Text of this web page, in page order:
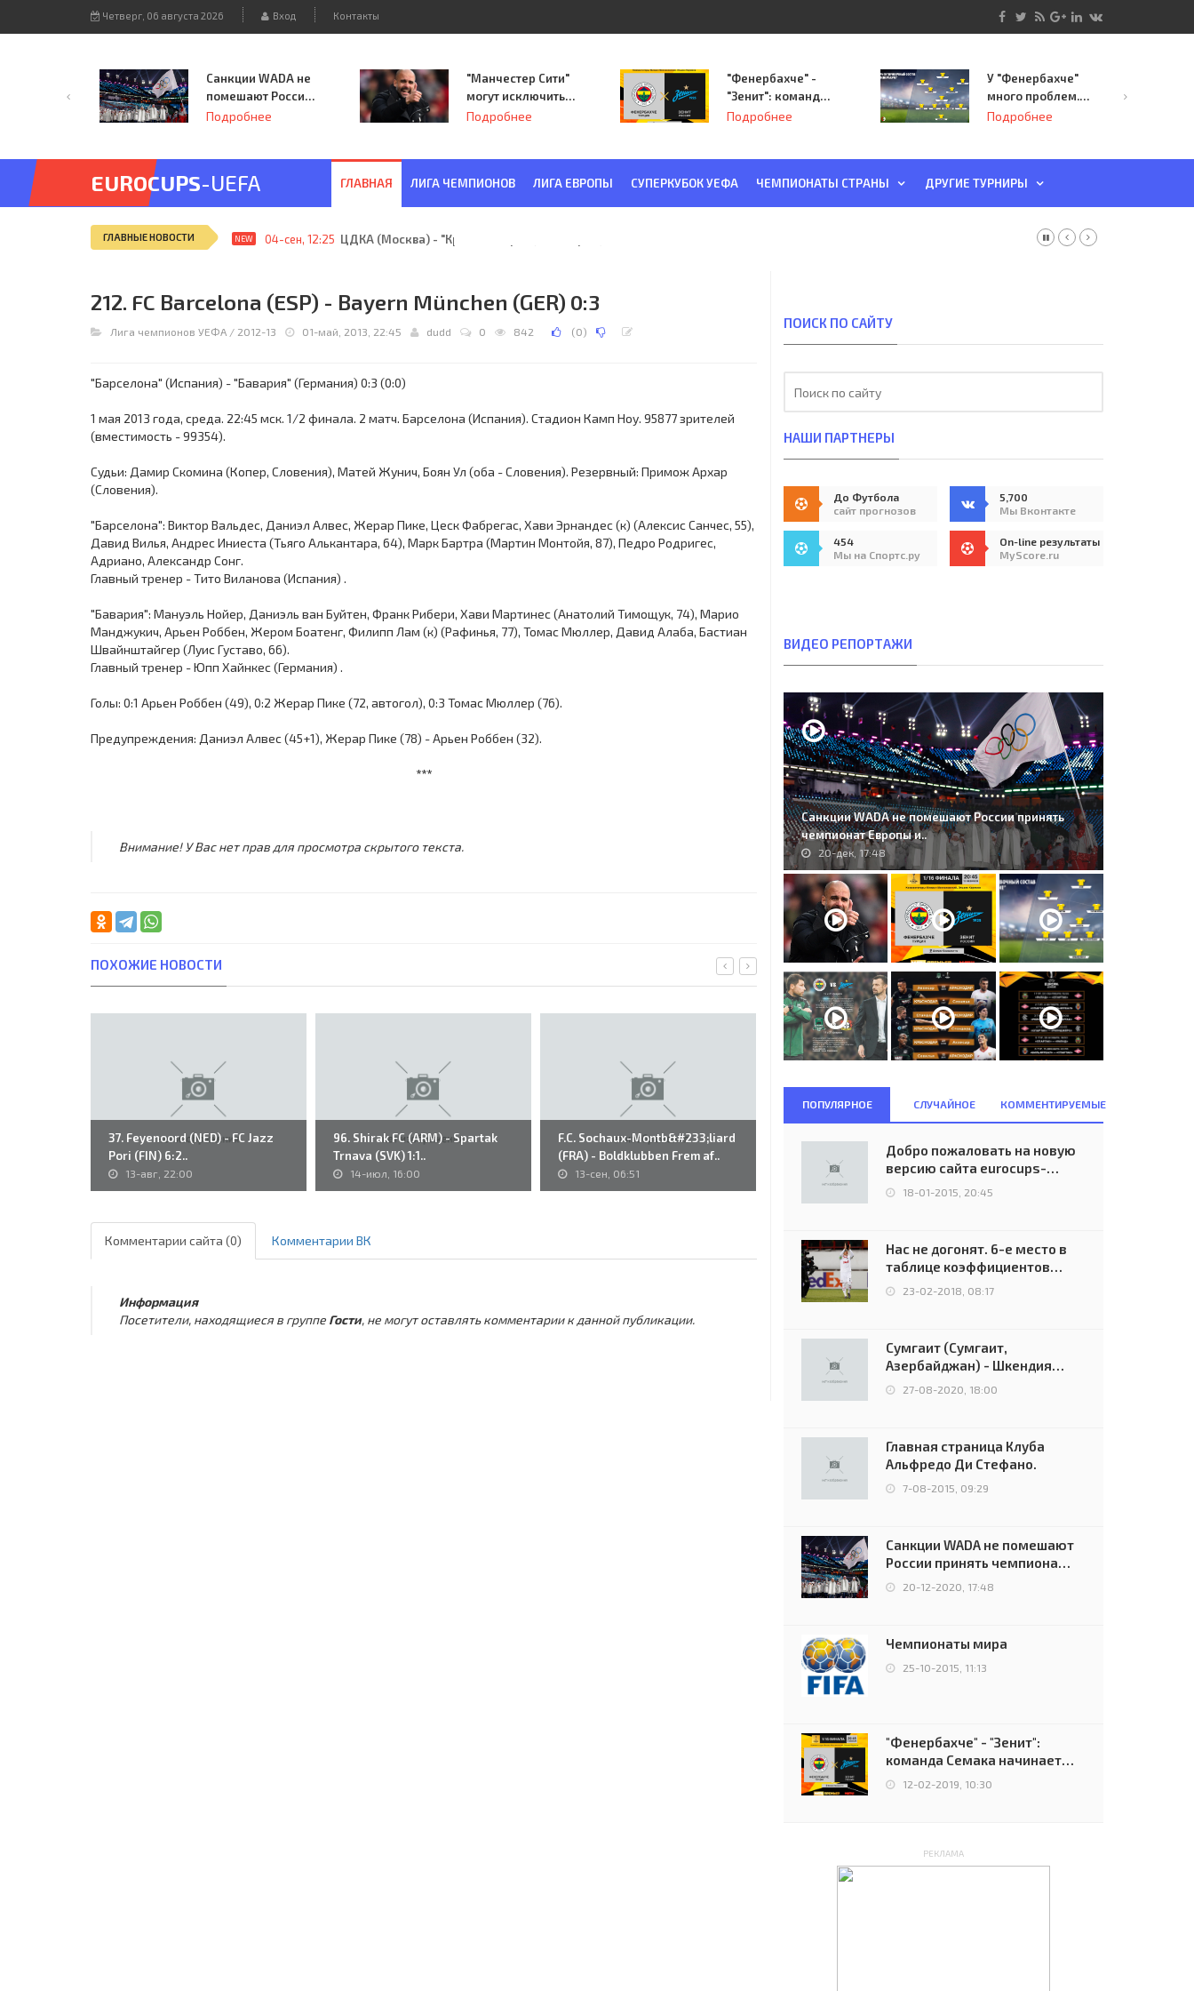
Четверг, 06 августа 2026 Вход Контакты
Санкции WADA не
помешают России
принять
Подробнее
"Манчестер Сити"
могут исключить
из Лиги
Подробнее
"Фенербахче" -
"Зенит": команда
Семака начинает
Подробнее
У "Фенербахче"
много проблем.
Но он опасен для
Подробнее
EUROCUPS-UEFA ГЛАВНАЯ ЛИГА ЧЕМПИОНОВ ЛИГА ЕВРОПЫ СУПЕРКУБОК УЕФА ЧЕМПИОНАТЫ СТРАНЫ ДРУГИЕ ТУРНИРЫ
ГЛАВНЫЕ НОВОСТИ NEW 04-сен, 12:25 ЦДКА (Москва) - "Красная Заря" (Ленинград) 6:2
212. FC Barcelona (ESP) - Bayern München (GER) 0:3
Лига чемпионов УЕФА / 2012-13 01-май, 2013, 22:45 dudd 0 842 (0)
"Барселона" (Испания) - "Бавария" (Германия) 0:3 (0:0)
1 мая 2013 года, среда. 22:45 мск. 1/2 финала. 2 матч. Барселона (Испания). Стадион Камп Ноу. 95877 зрителей
(вместимость - 99354).
Судьи: Дамир Скомина (Копер, Словения), Матей Жунич, Боян Ул (оба - Словения). Резервный: Примож Архар
(Словения).
"Барселона": Виктор Вальдес, Даниэл Алвес, Жерар Пике, Цеск Фабрегас, Хави Эрнандес (к) (Алексис Санчес, 55),
Давид Вилья, Андрес Иниеста (Тьяго Алькантара, 64), Марк Бартра (Мартин Монтойя, 87), Педро Родригес,
Адриано, Александр Сонг.
Главный тренер - Тито Виланова (Испания) .
"Бавария": Мануэль Нойер, Даниэль ван Буйтен, Франк Рибери, Хави Мартинес (Анатолий Тимощук, 74), Марио
Манджукич, Арьен Роббен, Жером Боатенг, Филипп Лам (к) (Рафинья, 77), Томас Мюллер, Давид Алаба, Бастиан
Швайнштайгер (Луис Густаво, 66).
Главный тренер - Юпп Хайнкес (Германия) .
Голы: 0:1 Арьен Роббен (49), 0:2 Жерар Пике (72, автогол), 0:3 Томас Мюллер (76).
Предупреждения: Даниэл Алвес (45+1), Жерар Пике (78) - Арьен Роббен (32).
***
Внимание! У Вас нет прав для просмотра скрытого текста.
ПОХОЖИЕ НОВОСТИ
37. Feyenoord (NED) - FC Jazz
Pori (FIN) 6:2..
13-авг, 22:00
96. Shirak FC (ARM) - Spartak
Trnava (SVK) 1:1..
14-июл, 16:00
F.C. Sochaux-Montb&#233;liard
(FRA) - Boldklubben Frem af..
13-сен, 06:51
Distillery (NIR) 6:0..
09-июл, 17:00
Spartak Moskva (RUS) 2:1..
28-сен, 22:45
Комментарии сайта (0) Комментарии ВК
Информация
Посетители, находящиеся в группе Гости, не могут оставлять комментарии к данной публикации.
ПОИСК ПО САЙТУ
НАШИ ПАРТНЕРЫ
До Футбола
сайт прогнозов
5,700
Мы Вконтакте
454
Мы на Спортс.ру
On-line результаты
MyScore.ru
ВИДЕО РЕПОРТАЖИ
Санкции WADA не помешают России принять
чемпионат Европы и..
20-дек, 17:48
ПОПУЛЯРНОЕ СЛУЧАЙНОЕ КОММЕНТИРУЕМЫЕ
Добро пожаловать на новую
версию сайта eurocups-
uefa.ru
18-01-2015, 20:45
Нас не догонят. 6-е место в
таблице коэффициентов
УЕФА остаётся за Россией
23-02-2018, 08:17
Сумгаит (Сумгаит,
Азербайджан) - Шкендия
(Тетово, Северная
Македония) - 0:2 (0:0)
27-08-2020, 18:00
Главная страница Клуба
Альфредо Ди Стефано.
7-08-2015, 09:29
Санкции WADA не помешают
России принять чемпионат
Европы и финал Лиги
чемпионов.
20-12-2020, 17:48
Чемпионаты мира
25-10-2015, 11:13
"Фенербахче" - "Зенит":
команда Семака начинает
путь в плей-офф Лиги
12-02-2019, 10:30
РЕКЛАМА